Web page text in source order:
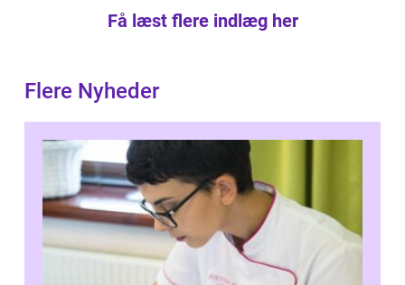
Få læst flere indlæg her
Flere Nyheder